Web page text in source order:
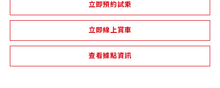
立即預約試乘
立即線上賞車
查看據點資訊